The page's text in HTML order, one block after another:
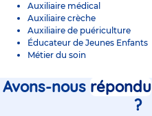
Auxiliaire médical
Auxiliaire crèche
Auxiliaire de puériculture
Éducateur de Jeunes Enfants
Métier du soin
Avons-nous répondu
?